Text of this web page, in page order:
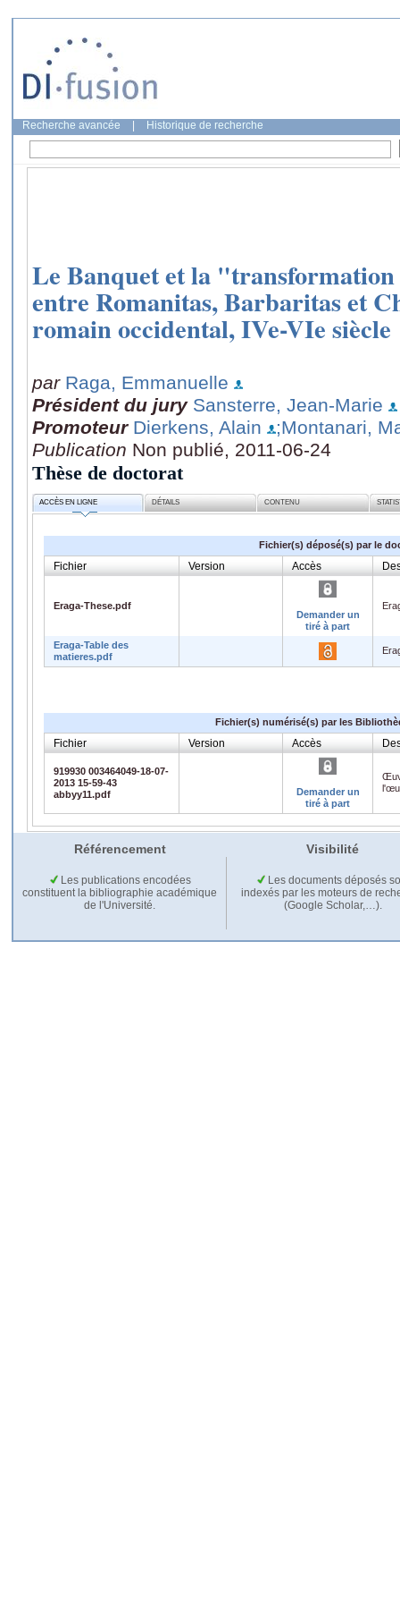
Recherche avancée Historique de recherche
Le Banquet et la
entre Romanitas, Barbaritas et
romain occidental, IVe-VIe siècle
par Raga, Emmanuelle
Président du jury Sansterre, Jean-Marie
Promoteur Dierkens, Alain
;Montanari,
Publication Non publié, 2011-06-24
Thèse de doctorat
ACCÈS EN LIGNE DÉTAILS CONTENU
Fichier(s) déposé(s) par le
Fichier Version Accès
Eraga-These.pdf
Demander un
tiré à part
Eraga-Table des
matieres.pdf
Fichier(s) numérisé(s) par les
Fichier Version Accès
919930 003464049-18-07-
2013 15-59-43
abbyy11.pdf
Demander un
tiré à part
Référencement Visibilité
Les publications encodées
constituent la bibliographie académique
de l'Université.
Les documents déposés
indexés par les moteurs de
(Google Scholar,…).